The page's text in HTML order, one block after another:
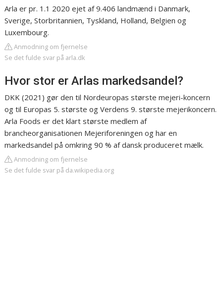
Arla er pr. 1.1 2020 ejet af 9.406 landmænd i Danmark,
Sverige, Storbritannien, Tyskland, Holland, Belgien og
Luxembourg.
Anmodning om fjernelse
Se det fulde svar på arla.dk
Hvor stor er Arlas markedsandel?
DKK (2021) gør den til Nordeuropas største mejeri-koncern
og til Europas 5. største og Verdens 9. største mejerikoncern.
Arla Foods er det klart største medlem af
brancheorganisationen Mejeriforeningen og har en
markedsandel på omkring 90 % af dansk produceret mælk.
Anmodning om fjernelse
Se det fulde svar på da.wikipedia.org